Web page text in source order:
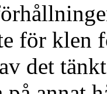
för klen
det